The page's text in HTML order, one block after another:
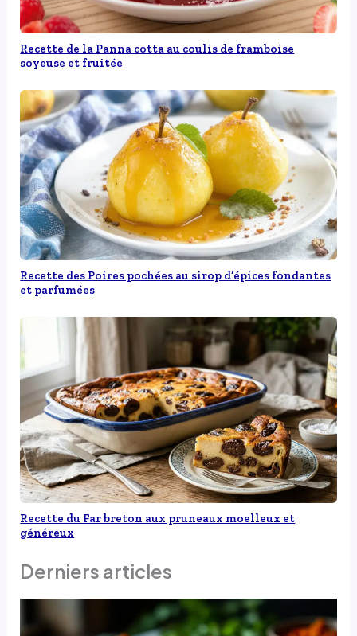
Recette de la Panna cotta au coulis de framboise
soyeuse et fruitée
Recette des Poires pochées au sirop d’épices fondantes
et parfumées
Recette du Far breton aux pruneaux moelleux et
généreux
Derniers articles